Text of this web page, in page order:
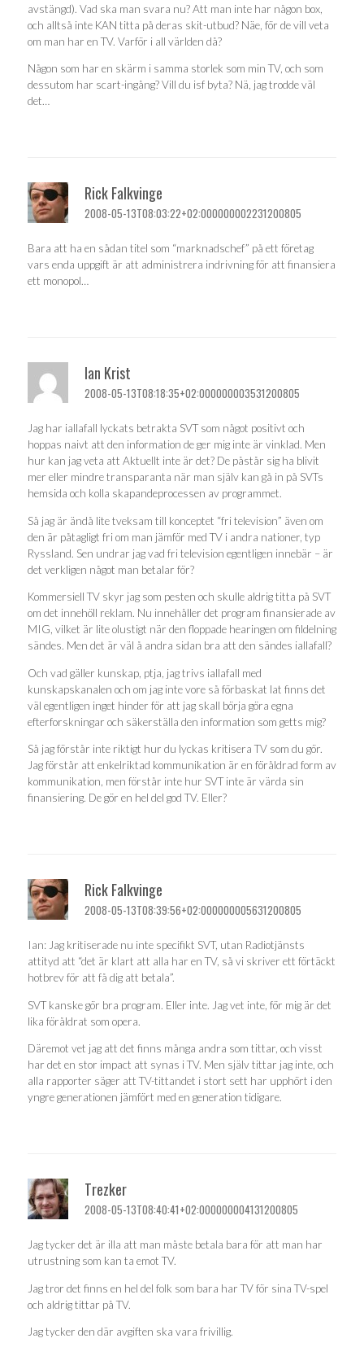
avstängd). Vad ska man svara nu? Att man inte har någon box,
och alltså inte KAN titta på deras skit-utbud? Näe, för de vill veta
om man har en TV. Varför i all världen då?
Någon som har en skärm i samma storlek som min TV, och som
dessutom har scart-ingång? Vill du isf byta? Nä, jag trodde väl
det…
Rick Falkvinge
2008-05-13T08:03:22+02:000000002231200805
Bara att ha en sådan titel som “marknadschef” på ett företag
vars enda uppgift är att administrera indrivning för att finansiera
ett monopol…
Ian Krist
2008-05-13T08:18:35+02:000000003531200805
Jag har iallafall lyckats betrakta SVT som något positivt och
hoppas naivt att den information de ger mig inte är vinklad. Men
hur kan jag veta att Aktuellt inte är det? De påstår sig ha blivit
mer eller mindre transparanta när man själv kan gå in på SVTs
hemsida och kolla skapandeprocessen av programmet.
Så jag är ändå lite tveksam till konceptet “fri television” även om
den är påtagligt fri om man jämför med TV i andra nationer, typ
Ryssland. Sen undrar jag vad fri television egentligen innebär – är
det verkligen något man betalar för?
Kommersiell TV skyr jag som pesten och skulle aldrig titta på SVT
om det innehöll reklam. Nu innehåller det program finansierade av
MIG, vilket är lite olustigt när den floppade hearingen om fildelning
sändes. Men det är väl å andra sidan bra att den sändes iallafall?
Och vad gäller kunskap, ptja, jag trivs iallafall med
kunskapskanalen och om jag inte vore så förbaskat lat finns det
väl egentligen inget hinder för att jag skall börja göra egna
efterforskningar och säkerställa den information som getts mig?
Så jag förstår inte riktigt hur du lyckas kritisera TV som du gör.
Jag förstår att enkelriktad kommunikation är en föråldrad form av
kommunikation, men förstår inte hur SVT inte är värda sin
finansiering. De gör en hel del god TV. Eller?
Rick Falkvinge
2008-05-13T08:39:56+02:000000005631200805
Ian: Jag kritiserade nu inte specifikt SVT, utan Radiotjänsts
attityd att “det är klart att alla har en TV, så vi skriver ett förtäckt
hotbrev för att få dig att betala”.
SVT kanske gör bra program. Eller inte. Jag vet inte, för mig är det
lika föråldrat som opera.
Däremot vet jag att det finns många andra som tittar, och visst
har det en stor impact att synas i TV. Men själv tittar jag inte, och
alla rapporter säger att TV-tittandet i stort sett har upphört i den
yngre generationen jämfört med en generation tidigare.
Trezker
2008-05-13T08:40:41+02:000000004131200805
Jag tycker det är illa att man måste betala bara för att man har
utrustning som kan ta emot TV.
Jag tror det finns en hel del folk som bara har TV för sina TV-spel
och aldrig tittar på TV.
Jag tycker den där avgiften ska vara frivillig.